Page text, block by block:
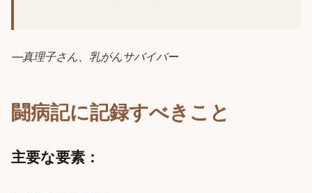
—真理子さん、乳がんサバイバー
闘病記に記録すべきこと
主要な要素：